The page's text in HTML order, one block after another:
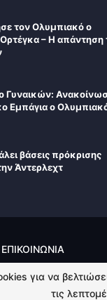
τον Ολυμπιακό ο
– Η απάντηση
Γυναικών:
Εμπάγια ο
βάσεις πρόκρισης
Άντερλεχτ
ΕΠΙΚΟΙΝΩΝΙΑ
Reserved.
για να
τις